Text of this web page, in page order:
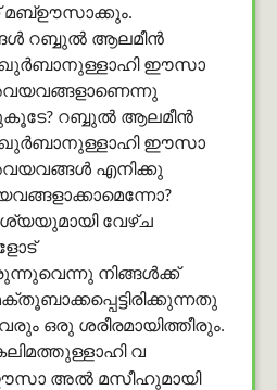
മബ്ഊസാക്കും.
റബ്ബുൽ ആലമീൻ
ഖുർബാനുള്ളാഹി ഈസാ
റബ്ബുൽ ആലമീൻ
ഖുർബാനുള്ളാഹി ഈസാ
എനിക്കു
വേഴ്ച
നിങ്ങള്‍ക്ക്
ഒരു ശരീരമായിത്തീരും.
വ
അൽ മസീഹുമായി